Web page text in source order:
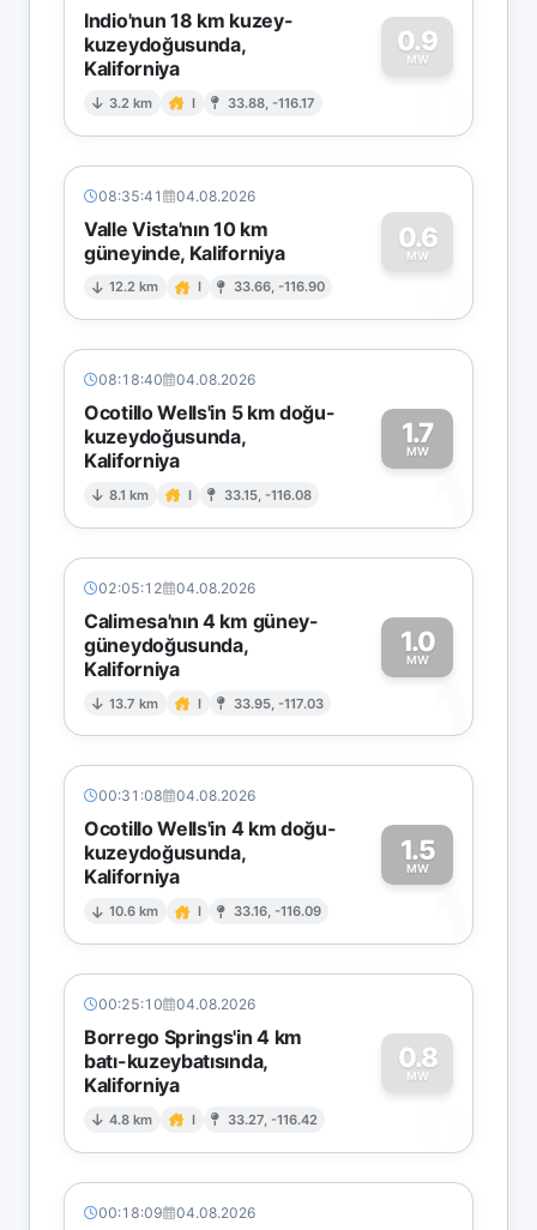
Indio'nun 18 km kuzey-
kuzeydoğusunda,
Kaliforniya
3.2 km I 33.88, -116.17
0.9
MW
0
08:35:41 04.08.2026
Valle Vista'nın 10 km
güneyinde, Kaliforniya
12.2 km I 33.66, -116.90
0.6
MW
0
08:18:40 04.08.2026
Ocotillo Wells'in 5 km doğu-
kuzeydoğusunda,
Kaliforniya
8.1 km I 33.15, -116.08
1.7
MW
1
02:05:12 04.08.2026
Calimesa'nın 4 km güney-
güneydoğusunda,
Kaliforniya
13.7 km I 33.95, -117.03
1.0
MW
1
00:31:08 04.08.2026
Ocotillo Wells'in 4 km doğu-
kuzeydoğusunda,
Kaliforniya
10.6 km I 33.16, -116.09
1.5
MW
1
00:25:10 04.08.2026
Borrego Springs'in 4 km
batı-kuzeybatısında,
Kaliforniya
4.8 km I 33.27, -116.42
0.8
MW
0
00:18:09 04.08.2026